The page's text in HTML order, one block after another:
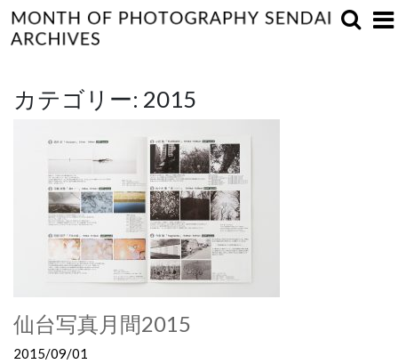
カテゴリー: 2015
仙台写真月間2015
2015/09/01